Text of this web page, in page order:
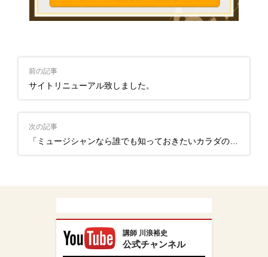
前の記事
サイトリニューアル致しました。
次の記事
「ミュージシャンなら誰でも知っておきたいカラダのこと」
講師 川浪裕史
公式チャンネル